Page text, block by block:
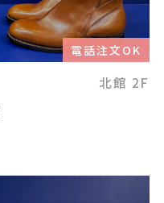
電話注文OK
北館 2F